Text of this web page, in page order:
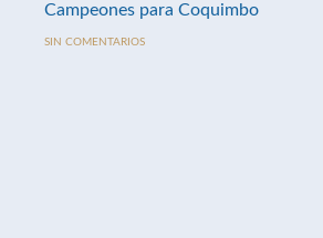
Campeones para Coquimbo
SIN COMENTARIOS